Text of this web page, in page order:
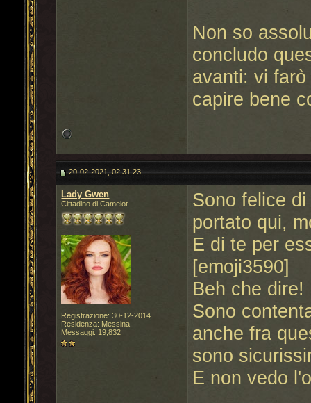
Non so
concludo
avanti: vi
capire bene
20-02-2021, 02.31.23
Lady Gwen
Cittadino di Camelot
Registrazione: 30-12-2014
Residenza: Messina
Messaggi: 19,832
Sono felice
portato qui,
E di te per
[emoji3590]
Beh che dire!
Sono
anche fra
sono
E non vedo